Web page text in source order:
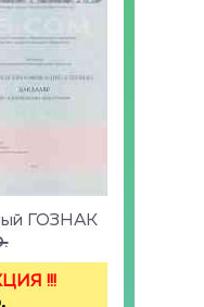
ГОЗНАК
!!!